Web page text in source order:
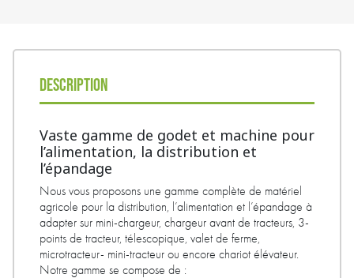
DESCRIPTION
Vaste gamme de godet et machine pour
l’alimentation, la distribution et
l’épandage
Nous vous proposons une gamme complète de matériel
agricole pour la distribution, l’alimentation et l’épandage à
adapter sur mini-chargeur, chargeur avant de tracteurs, 3-
points de tracteur, télescopique, valet de ferme,
microtracteur- mini-tracteur ou encore chariot élévateur.
Notre gamme se compose de :